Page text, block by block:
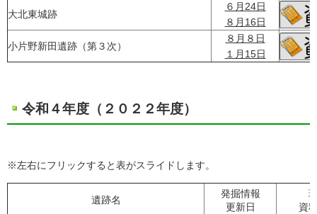
大北東城跡
６月24日
８月16日
小片野新田遺跡（第３次）
８月８日
１月15日
令和４年度（２０２２年度）
※左右にフリックすると表がスライドします。
遺跡名
発掘情報
更新日
資